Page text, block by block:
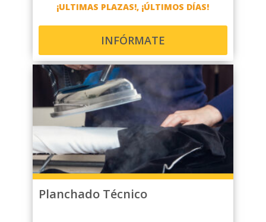
¡ULTIMAS PLAZAS!, ¡ÚLTIMOS DÍAS!
INFÓRMATE
Planchado Técnico